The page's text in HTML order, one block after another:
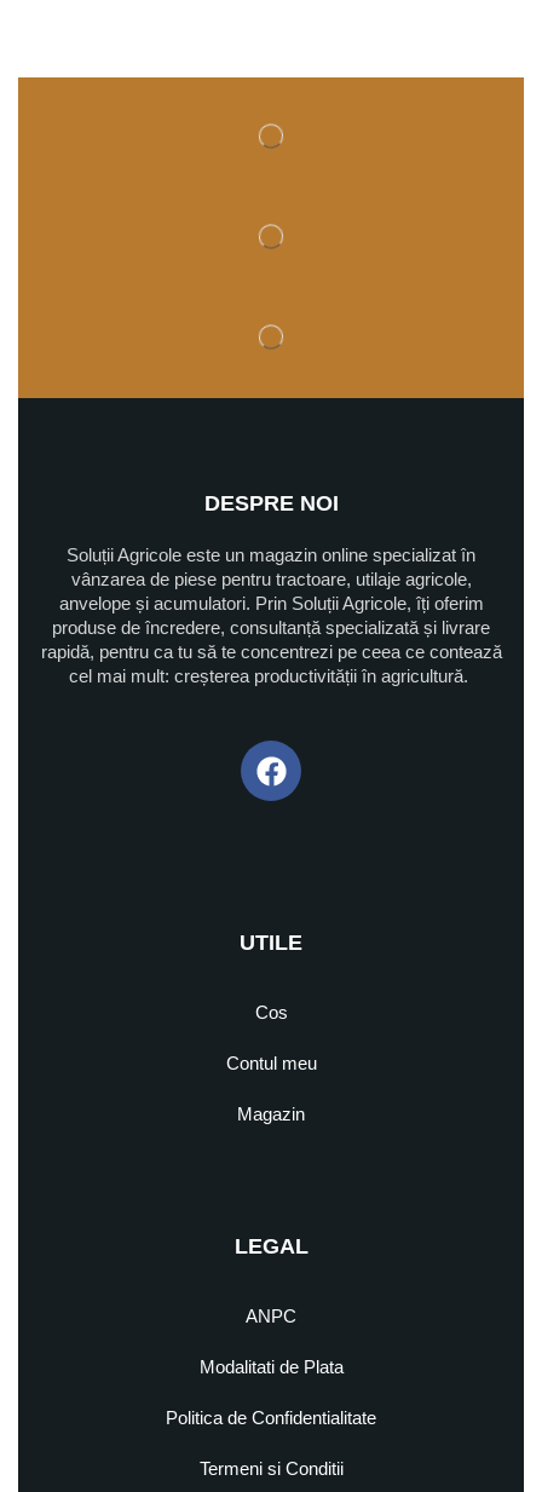
DESPRE NOI
Soluții Agricole este un magazin online specializat în
vânzarea de piese pentru tractoare, utilaje agricole,
anvelope și acumulatori. Prin Soluții Agricole, îți oferim
produse de încredere, consultanță specializată și livrare
rapidă, pentru ca tu să te concentrezi pe ceea ce contează
cel mai mult: creșterea productivității în agricultură.
UTILE
Cos
Contul meu
Magazin
LEGAL
ANPC
Modalitati de Plata
Politica de Confidentialitate
Termeni si Conditii